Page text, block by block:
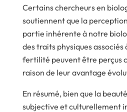
Certains chercheurs en
soutiennent que la
partie inhérente à notre
des traits physiques associés
fertilité peuvent être perçus
raison de leur avantage
En résumé, bien que la
subjective et culturellement